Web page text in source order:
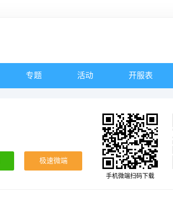
专题 活动 开服表
极速微端
手机微端扫码下载